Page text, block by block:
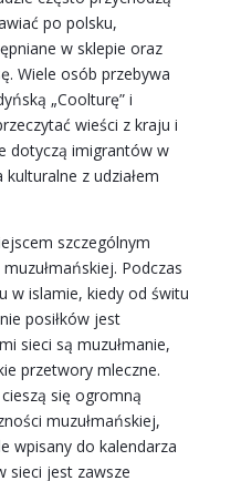
po polsku,
w sklepie oraz
Wiele osób przebywa
„Coolturę” i
wieści z kraju i
dotyczą imigrantów w
z udziałem
szczególnym
Podczas
w islamie, kiedy od świtu
posiłków jest
sieci są muzułmanie,
przetwory mleczne.
się ogromną
muzułmańskiej,
wpisany do kalendarza
sieci jest zawsze